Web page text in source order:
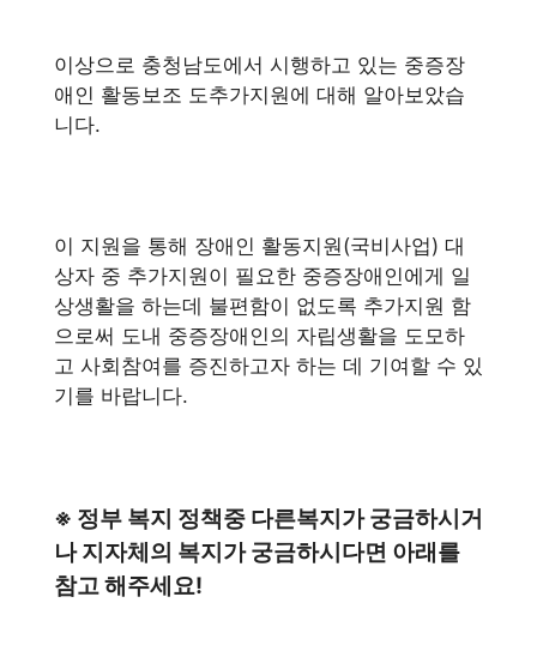
이상으로 충청남도에서 시행하고 있는 중증장
애인 활동보조 도추가지원에 대해 알아보았습
니다.
이 지원을 통해 장애인 활동지원(국비사업) 대
상자 중 추가지원이 필요한 중증장애인에게 일
상생활을 하는데 불편함이 없도록 추가지원 함
으로써 도내 중증장애인의 자립생활을 도모하
고 사회참여를 증진하고자 하는 데 기여할 수 있
기를 바랍니다.
※ 정부 복지 정책중 다른복지가 궁금하시거
나 지자체의 복지가 궁금하시다면 아래를
참고 해주세요!